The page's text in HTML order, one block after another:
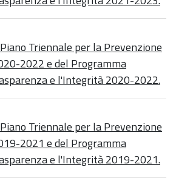
Triennale per la Prevenzione
2022 e del Programma
e l'Integrità 2020-2022.
Triennale per la Prevenzione
2021 e del Programma
e l'Integrità 2019-2021.